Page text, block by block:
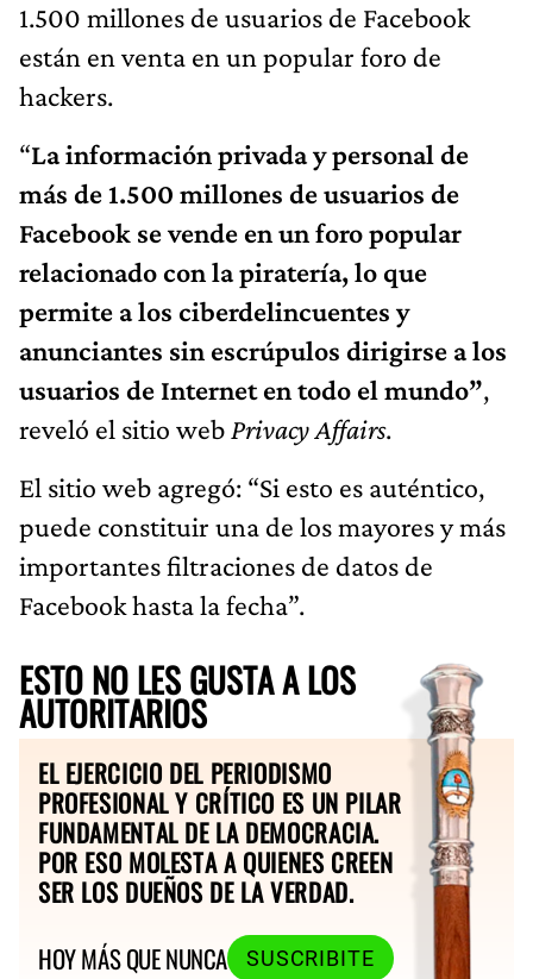
1.500 millones de usuarios de Facebook
están en venta en un popular foro de
hackers.
“La información privada y personal de
más de 1.500 millones de usuarios de
Facebook se vende en un foro popular
relacionado con la piratería, lo que
permite a los ciberdelincuentes y
anunciantes sin escrúpulos dirigirse a los
usuarios de Internet en todo el mundo”,
reveló el sitio web Privacy Affairs.
El sitio web agregó: “Si esto es auténtico,
puede constituir una de los mayores y más
importantes filtraciones de datos de
Facebook hasta la fecha”.
ESTO NO LES GUSTA A LOS
AUTORITARIOS
EL EJERCICIO DEL PERIODISMO
PROFESIONAL Y CRÍTICO ES UN PILAR
FUNDAMENTAL DE LA DEMOCRACIA.
POR ESO MOLESTA A QUIENES CREEN
SER LOS DUEÑOS DE LA VERDAD.
HOY MÁS QUE NUNCA
SUSCRIBITE